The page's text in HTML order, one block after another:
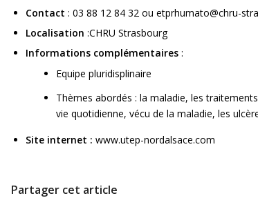
Contact : 03 88 12 84 32 ou etprhumato@chru-
Localisation :CHRU Strasbourg
Informations complémentaires :
Equipe pluridisplinaire
Thèmes abordés : la maladie, les
vie quotidienne, vécu de la maladie, les
Site internet : www.utep-nordalsace.com
Partager cet article